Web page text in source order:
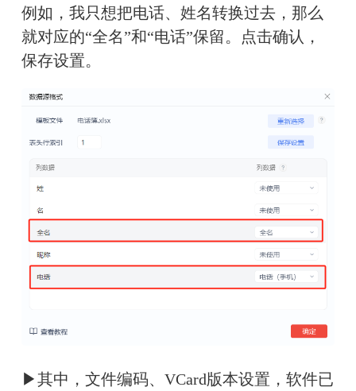
例如，我只想把电话、姓名转换过去，那么
就对应的“全名”和“电话”保留。点击确认，
保存设置。
▶其中，文件编码、VCard版本设置，软件已